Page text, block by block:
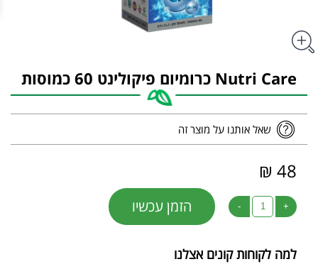
Nutri Care כרומיום פיקולינט 60 כמוסות
שאל אותנו על מוצר זה
48 ₪
+
- הזמן עכשיו
למה לקוחות קונים אצלנו